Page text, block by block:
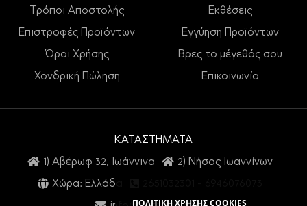
ΠΟΛΙΤΙΚΗ ΧΡΗΣΗΣ COOKIES
Τρόποι Αποστολής
Επιστροφές Προϊόντων
Όροι Χρήσης
Χονδρική Πώληση
Εκθέσεις
Εγγύηση Προϊόντων
Βρες το μέγεθός σου
Επικοινωνία
ΚΑΤΑΣΤΗΜΑΤΑ
1) Αβέρωφ 32, Ιωάννινα
2) Νήσος Ιωαννίνων
Χώρα: Ελλάδα